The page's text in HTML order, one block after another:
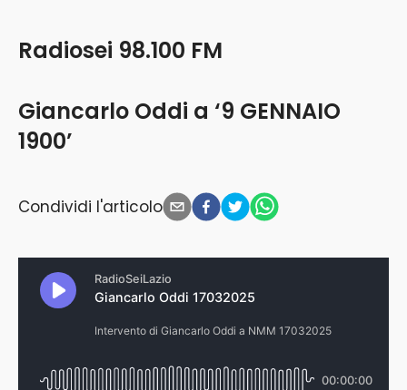
Giancarlo Oddi a ‘9 GENNAIO
1900’
Radiosei 98.100 FM
Condividi l'articolo